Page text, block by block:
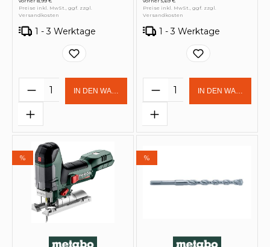
Preise inkl. MwSt., ggf. zzgl.
Versandkosten
1 - 3 Werktage
Produkt Anzahl: Gib den
IN DEN WARENKORB
Preise inkl. MwSt., ggf. zzgl.
Versandkosten
1 - 3 Werktage
Produkt Anzahl:
IN DEN
% %